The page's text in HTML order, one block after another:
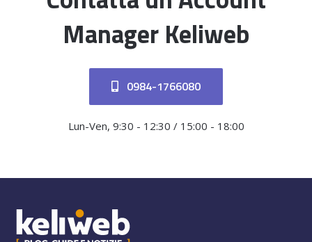
Manager Keliweb
0984-1766080
Lun-Ven, 9:30 - 12:30 / 15:00 - 18:00